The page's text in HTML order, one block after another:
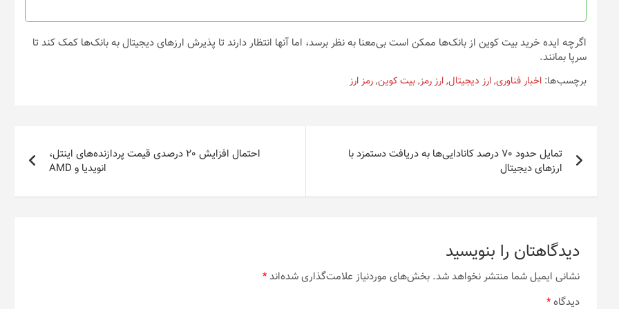
محصول
انتخاب
شوند
اگرچه ایده خرید بیت کوین از بانک‌ها ممکن است بی‌معنا به نظر برسد، اما آنها انتظار دارند تا پذیرش ارزهای دیجیتال به بانک‌ها کمک کند تا
سرپا بمانند.
برچسب‌ها: اخبار فناوری,ارز دیجیتال,ارز رمز,بیت کوین,رمز ارز
راهبری
نوشته
تمایل حدود 70 درصد کانادایی‌ها به دریافت دستمزد با
ارزهای دیجیتال
احتمال افزایش 20 درصدی قیمت پردازنده‌های اینتل،
انویدیا و AMD
دیدگاهتان را بنویسید
نشانی ایمیل شما منتشر نخواهد شد. بخش‌های موردنیاز علامت‌گذاری شده‌اند*
دیدگاه*